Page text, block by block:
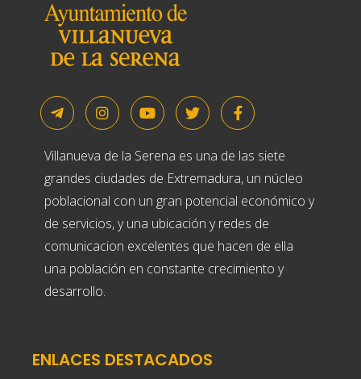
Villanueva de la Serena es una de las siete
grandes ciudades de Extremadura, un núcleo
poblacional con un gran potencial económico y
de servicios, y una ubicación y redes de
comunicacion excelentes que hacen de ella
una población en constante crecimiento y
desarrollo.
ENLACES DESTACADOS